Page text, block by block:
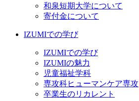
和泉短期大学について
寄付金について
IZUMIでの学び
IZUMIでの学び
IZUMIの魅力
児童福祉学科
専攻科ヒューマンケア専攻
卒業生のリカレント